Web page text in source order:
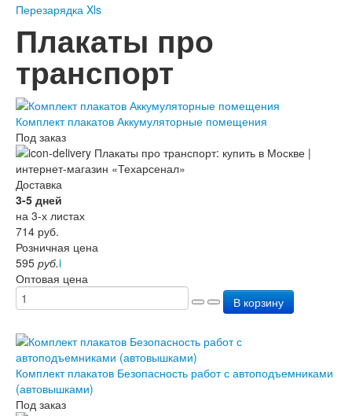
Оплата
Гарантии
О нас
Статьи
Публичная оферта
Сертификаты
Вопрос-Ответ
Контакты
Пожарное оборудование
Перезарядка
Перезарядка ОУ
Доставка
Гарантии
Статьи
Публичная оферта
Сертификаты
Вопрос-Ответ
Контакты
Перезарядка Xls
Плакаты про
транспорт
Комплект плакатов Аккумуляторные помещения
Под заказ
Доставка
3-5 дней
на 3-х листах
714 руб.
Розничная цена
595 руб.i
Оптовая цена
В корзину
Комплект плакатов Безопасность работ с автоподъемниками
(автовышками)
Под заказ